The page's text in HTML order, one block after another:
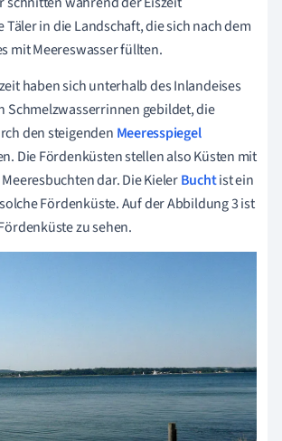
in die Landschaft, die sich nach dem
mit Meereswasser füllten.
haben sich unterhalb des Inlandeises
Schmelzwasserrinnen gebildet, die
den steigenden Meeresspiegel
Die Fördenküsten stellen also Küsten mit
dar. Die KielerBuchtist ein
Fördenküste. Auf der Abbildung 3 ist
zu sehen.